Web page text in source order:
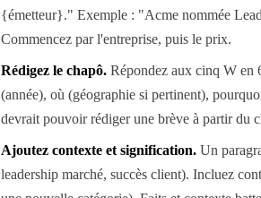
{émetteur}." Exemple : "Acme nommée
Commencez par l'entreprise, puis le prix.
Rédigez le chapô. Répondez aux cinq W en
(année), où (géographie si pertinent),
devrait pouvoir rédiger une brève à partir du
Ajoutez contexte et signification. Un
leadership marché, succès client). Incluez